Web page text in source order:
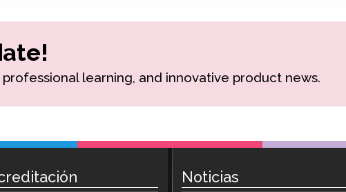
STAMP para LSA
STAMP para latín
Eventos
learning, and innovative product news.
Noticias